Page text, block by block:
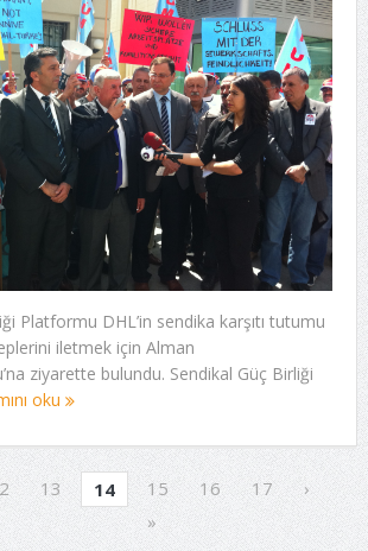
Platformu DHL’in sendika karşıtı tutumu
iletmek için Alman
ziyarette bulundu. Sendikal Güç Birliği
oku
13 14 15 16 17
›
»